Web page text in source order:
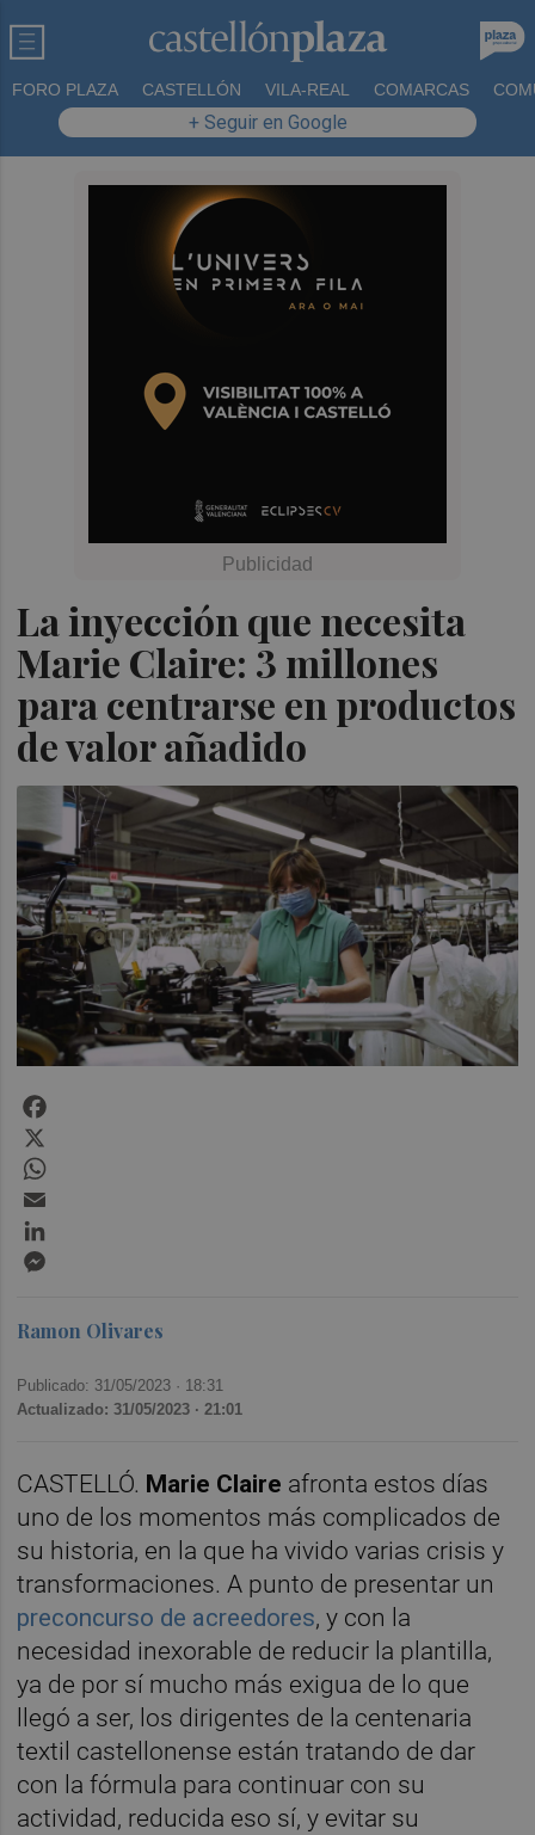
FORO PLAZA CASTELLÓN VILA-REAL COMARCAS
+ Seguir en Google
La inyección que necesita
Marie Claire: 3 millones
para centrarse en productos
de valor añadido
Ramon Olivares
Publicado: 31/05/2023 · 18:31
Actualizado: 31/05/2023 · 21:01
CASTELLÓ. Marie Claire afronta estos días
uno de los momentos más complicados de
su historia, en la que ha vivido varias crisis y
transformaciones. A punto de presentar un
preconcurso de acreedores, y con la
necesidad inexorable de reducir la plantilla,
ya de por sí mucho más exigua de lo que
llegó a ser, los dirigentes de la centenaria
textil castellonense están tratando de dar
con la fórmula para continuar con su
actividad, reducida eso sí, y evitar su